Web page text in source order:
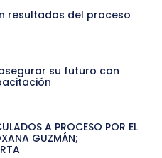
resultados del proceso
su futuro con
A PROCESO POR EL
GUZMÁN;